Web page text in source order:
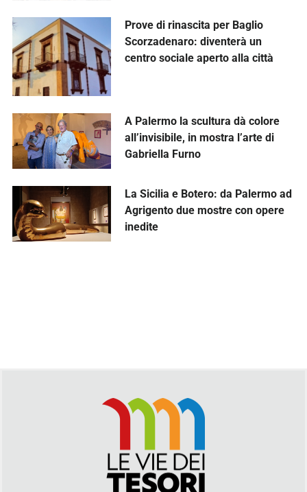
Prove di rinascita per Baglio
Scorzadenaro: diventerà un
centro sociale aperto alla città
A Palermo la scultura dà colore
all’invisibile, in mostra l’arte di
Gabriella Furno
La Sicilia e Botero: da Palermo ad
Agrigento due mostre con opere
inedite